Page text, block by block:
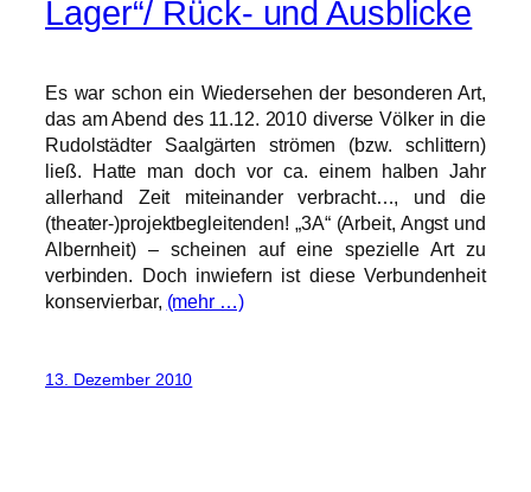
Lager“/ Rück- und Ausblicke
Es war schon ein Wiedersehen der besonderen Art,
das am Abend des 11.12. 2010 diverse Völker in die
Rudolstädter Saalgärten strömen (bzw. schlittern)
ließ. Hatte man doch vor ca. einem halben Jahr
allerhand Zeit miteinander verbracht…, und die
(theater-)projektbegleitenden! „3A“ (Arbeit, Angst und
Albernheit) – scheinen auf eine spezielle Art zu
verbinden. Doch inwiefern ist diese Verbundenheit
konservierbar, (mehr …)
13. Dezember 2010